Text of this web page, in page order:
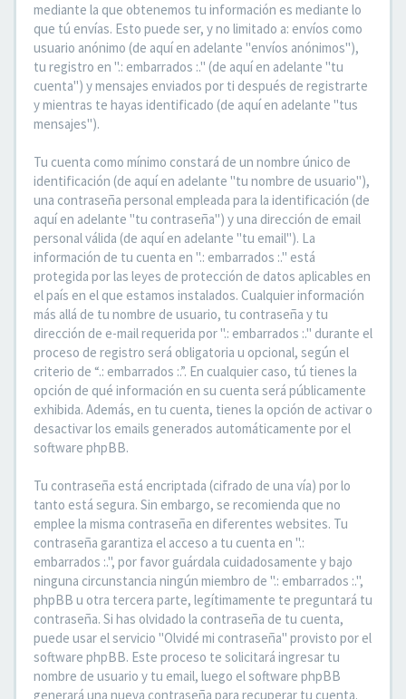
mediante la que obtenemos tu información es mediante lo
que tú envías. Esto puede ser, y no limitado a: envíos como
usuario anónimo (de aquí en adelante "envíos anónimos"),
tu registro en ".: embarrados :." (de aquí en adelante "tu
cuenta") y mensajes enviados por ti después de registrarte
y mientras te hayas identificado (de aquí en adelante "tus
mensajes").
Tu cuenta como mínimo constará de un nombre único de
identificación (de aquí en adelante "tu nombre de usuario"),
una contraseña personal empleada para la identificación (de
aquí en adelante "tu contraseña") y una dirección de email
personal válida (de aquí en adelante "tu email"). La
información de tu cuenta en ".: embarrados :." está
protegida por las leyes de protección de datos aplicables en
el país en el que estamos instalados. Cualquier información
más allá de tu nombre de usuario, tu contraseña y tu
dirección de e-mail requerida por ".: embarrados :." durante el
proceso de registro será obligatoria u opcional, según el
criterio de “.: embarrados :.”. En cualquier caso, tú tienes la
opción de qué información en su cuenta será públicamente
exhibida. Además, en tu cuenta, tienes la opción de activar o
desactivar los emails generados automáticamente por el
software phpBB.
Tu contraseña está encriptada (cifrado de una vía) por lo
tanto está segura. Sin embargo, se recomienda que no
emplee la misma contraseña en diferentes websites. Tu
contraseña garantiza el acceso a tu cuenta en ".:
embarrados :.", por favor guárdala cuidadosamente y bajo
ninguna circunstancia ningún miembro de ".: embarrados :.",
phpBB u otra tercera parte, legítimamente te preguntará tu
contraseña. Si has olvidado la contraseña de tu cuenta,
puede usar el servicio "Olvidé mi contraseña" provisto por el
software phpBB. Este proceso te solicitará ingresar tu
nombre de usuario y tu email, luego el software phpBB
generará una nueva contraseña para recuperar tu cuenta.